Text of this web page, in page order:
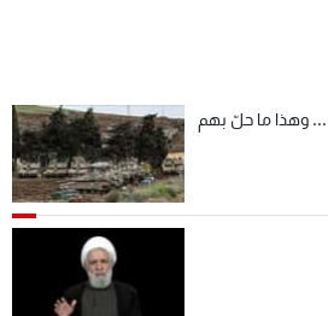
وهذا ما حلّ بهم